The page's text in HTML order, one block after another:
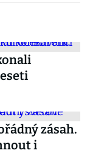
zásah.
i